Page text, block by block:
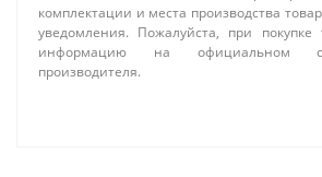
комплектации и места производства
уведомления. Пожалуйста, при покупке
информацию на официальном
производителя.